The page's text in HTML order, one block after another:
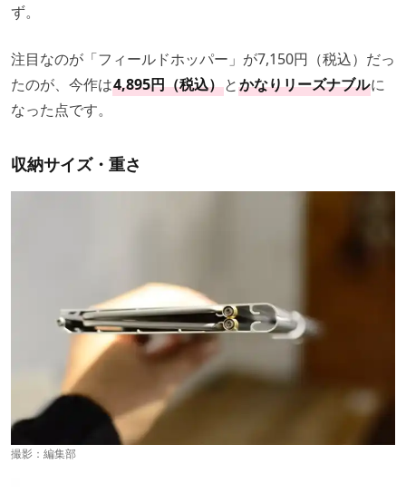
ず。
注目なのが「フィールドホッパー」が7,150円（税込）だっ
たのが、今作は4,895円（税込）とかなりリーズナブルに
なった点です。
収納サイズ・重さ
撮影：編集部